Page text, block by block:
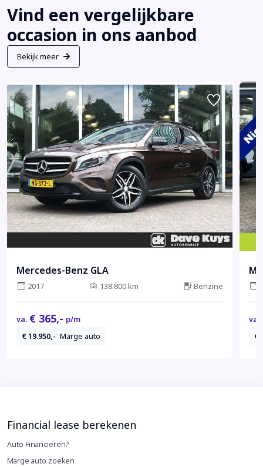
Vind een vergelijkbare
occasion in ons aanbod
Bekijk meer
Mercedes-Benz GLA
2017 138.800 km Benzine
va. € 365,- p/m
€ 19.950,- Marge auto
va.
€
Financial lease berekenen
Auto Financieren?
Marge auto zoeken